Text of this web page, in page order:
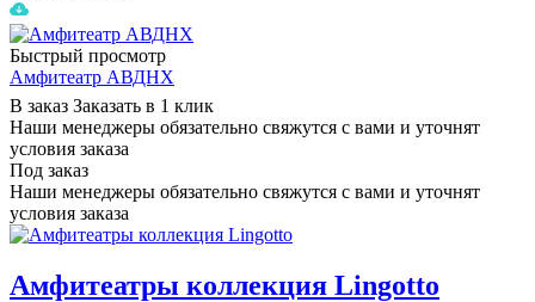
Быстрый просмотр
Амфитеатр АВДНХ
В заказ Заказать в 1 клик
Наши менеджеры обязательно свяжутся с вами и уточнят
условия заказа
Под заказ
Наши менеджеры обязательно свяжутся с вами и уточнят
условия заказа
Амфитеатры коллекция Lingotto